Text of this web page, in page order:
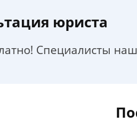
юриста
Специалисты